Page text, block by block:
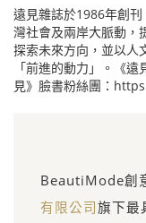
遠見雜誌於1986年創
灣社會及兩岸大脈動，
探索未來方向，並以人
「前進的動力」。《
見》臉書粉絲團：
BeautiMode創
有限公司旗下最